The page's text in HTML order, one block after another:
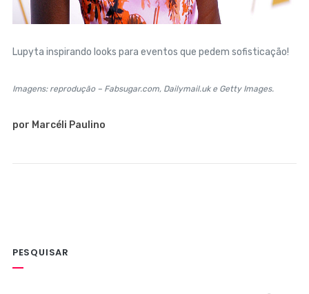
Lupyta inspirando looks para eventos que pedem sofisticação!
Imagens: reprodução – Fabsugar.com, Dailymail.uk e Getty Images.
por Marcéli Paulino
PESQUISAR